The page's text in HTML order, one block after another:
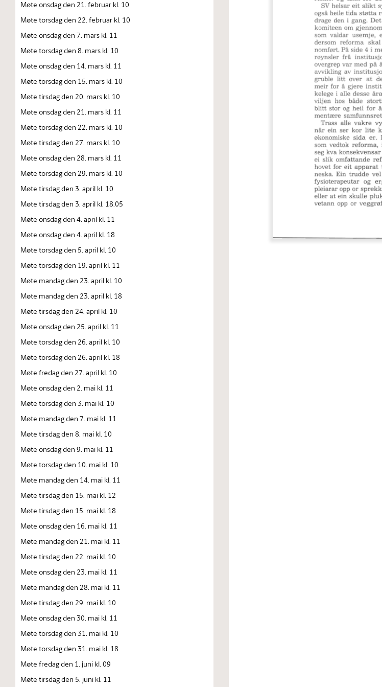
Møte onsdag den 21. februar kl. 10
Møte torsdag den 22. februar kl. 10
Møte onsdag den 7. mars kl. 11
Møte torsdag den 8. mars kl. 10
Møte onsdag den 14. mars kl. 11
Møte torsdag den 15. mars kl. 10
Møte tirsdag den 20. mars kl. 10
Møte onsdag den 21. mars kl. 11
Møte torsdag den 22. mars kl. 10
Møte tirsdag den 27. mars kl. 10
Møte onsdag den 28. mars kl. 11
Møte torsdag den 29. mars kl. 10
Møte tirsdag den 3. april kl. 10
Møte tirsdag den 3. april kl. 18.05
Møte onsdag den 4. april kl. 11
Møte onsdag den 4. april kl. 18
Møte torsdag den 5. april kl. 10
Møte torsdag den 19. april kl. 11
Møte mandag den 23. april kl. 10
Møte mandag den 23. april kl. 18
Møte tirsdag den 24. april kl. 10
Møte onsdag den 25. april kl. 11
Møte torsdag den 26. april kl. 10
Møte torsdag den 26. april kl. 18
Møte fredag den 27. april kl. 10
Møte onsdag den 2. mai kl. 11
Møte torsdag den 3. mai kl. 10
Møte mandag den 7. mai kl. 11
Møte tirsdag den 8. mai kl. 10
Møte onsdag den 9. mai kl. 11
Møte torsdag den 10. mai kl. 10
Møte mandag den 14. mai kl. 11
Møte tirsdag den 15. mai kl. 12
Møte tirsdag den 15. mai kl. 18
Møte onsdag den 16. mai kl. 11
Møte mandag den 21. mai kl. 11
Møte tirsdag den 22. mai kl. 10
Møte onsdag den 23. mai kl. 11
Møte mandag den 28. mai kl. 11
Møte tirsdag den 29. mai kl. 10
Møte onsdag den 30. mai kl. 11
Møte torsdag den 31. mai kl. 10
Møte torsdag den 31. mai kl. 18
Møte fredag den 1. juni kl. 09
Møte tirsdag den 5. juni kl. 11